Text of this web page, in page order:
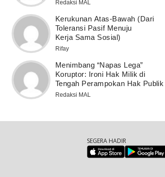
Redaksi MAL
Kerukunan Atas-Bawah (Dari
Toleransi Pasif Menuju
Kerja Sama Sosial)
Rifay
Menimbang “Napas Lega”
Koruptor: Ironi Hak Milik di
Tengah Perampokan Hak Publik
Redaksi MAL
SEGERA HADIR